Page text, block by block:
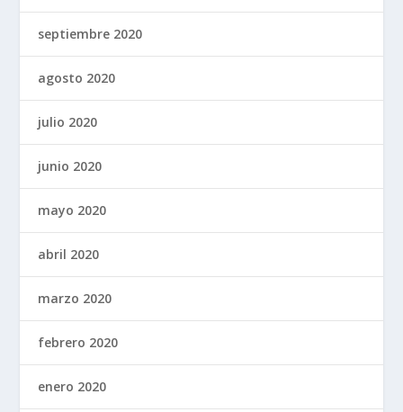
septiembre 2020
agosto 2020
julio 2020
junio 2020
mayo 2020
abril 2020
marzo 2020
febrero 2020
enero 2020